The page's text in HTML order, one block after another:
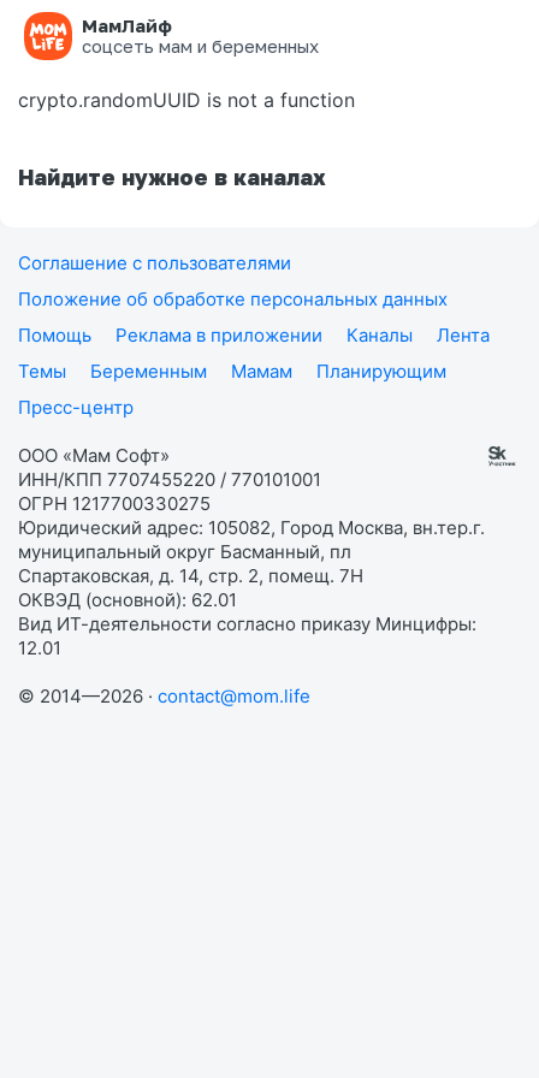
МамЛайф
соцсеть мам и беременных
Ошибка на странице
crypto.randomUUID is not a function
Найдите нужное в каналах
Соглашение с пользователями
Положение об обработке персональных данных
Помощь
Реклама в приложении Каналы
Лента
Темы
Беременным Мамам
Планирующим
Пресс-центр
ООО «Мам Софт»
ИНН/КПП 7707455220 / 770101001
ОГРН 1217700330275
Юридический адрес: 105082, Город Москва, вн.тер.г.
муниципальный округ Басманный, пл
Спартаковская, д. 14, стр. 2, помещ. 7Н
ОКВЭД (основной): 62.01
Вид ИТ-деятельности согласно приказу Минцифры:
12.01
© 2014—2026 · contact@mom.life